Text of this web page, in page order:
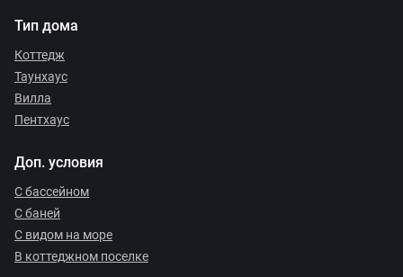
Тип дома
Коттедж
Таунхаус
Вилла
Пентхаус
Доп. условия
С бассейном
С баней
С видом на море
В коттеджном поселке